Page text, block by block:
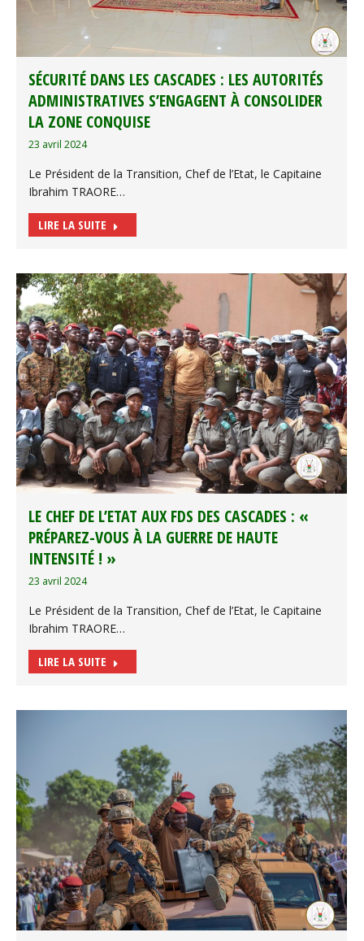
SÉCURITÉ DANS LES CASCADES : LES AUTORITÉS
ADMINISTRATIVES S’ENGAGENT À CONSOLIDER
LA ZONE CONQUISE
23 avril 2024
Le Président de la Transition, Chef de l’Etat, le Capitaine
Ibrahim TRAORE…
LIRE LA SUITE
LE CHEF DE L’ETAT AUX FDS DES CASCADES : «
PRÉPAREZ-VOUS À LA GUERRE DE HAUTE
INTENSITÉ ! »
23 avril 2024
Le Président de la Transition, Chef de l’Etat, le Capitaine
Ibrahim TRAORE…
LIRE LA SUITE